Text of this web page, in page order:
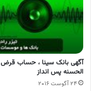
آگهی بانک سینا ، حساب قرض
الحسنه پس انداز
۲۴ آگوست ۲۰۱۶